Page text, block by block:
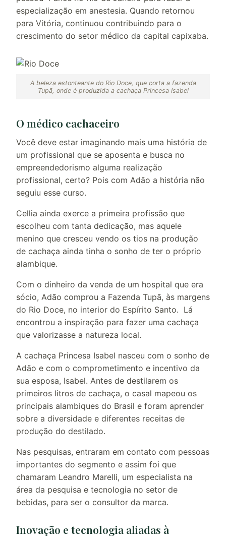
especialização em anestesia. Quando retornou
para Vitória, continuou contribuindo para o
crescimento do setor médico da capital capixaba.
A beleza estonteante do Rio Doce, que corta a fazenda
Tupã, onde é produzida a cachaça Princesa Isabel
O médico cachaceiro
Você deve estar imaginando mais uma história de
um profissional que se aposenta e busca no
empreendedorismo alguma realização
profissional, certo? Pois com Adão a história não
seguiu esse curso.
Cellia ainda exerce a primeira profissão que
escolheu com tanta dedicação, mas aquele
menino que cresceu vendo os tios na produção
de cachaça ainda tinha o sonho de ter o próprio
alambique.
Com o dinheiro da venda de um hospital que era
sócio, Adão comprou a Fazenda Tupã, às margens
do Rio Doce, no interior do Espírito Santo. Lá
encontrou a inspiração para fazer uma cachaça
que valorizasse a natureza local.
A cachaça Princesa Isabel nasceu com o sonho de
Adão e com o comprometimento e incentivo da
sua esposa, Isabel. Antes de destilarem os
primeiros litros de cachaça, o casal mapeou os
principais alambiques do Brasil e foram aprender
sobre a diversidade e diferentes receitas de
produção do destilado.
Nas pesquisas, entraram em contato com pessoas
importantes do segmento e assim foi que
chamaram Leandro Marelli, um especialista na
área da pesquisa e tecnologia no setor de
bebidas, para ser o consultor da marca.
Inovação e tecnologia aliadas à